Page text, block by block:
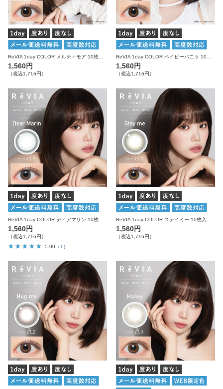
1,560円
（税込1,716円）
1,560円
（税込1,716円）
ReVIA 1day COLOR ディアマリン 10枚入り レヴィア カラコン
1,560円
（税込1,716円）
5.00 （1）
ReVIA 1day COLOR ステイミー 10枚入り レヴィア カラコン
1,560円
（税込1,716円）